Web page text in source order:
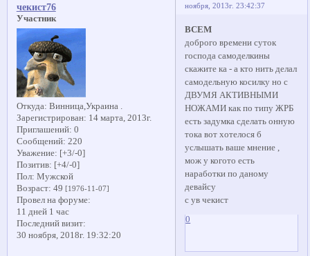
ноября, 2013г. 23:42:37
чекист76
Участник
Откуда: Винница,Украина .
Зарегистрирован: 14 марта, 2013г.
Приглашений: 0
Сообщений: 220
Уважение: [+3/-0]
Позитив: [+4/-0]
Пол: Мужской
Возраст: 49 [1976-11-07]
Провел на форуме:
11 дней 1 час
Последний визит:
30 ноября, 2018г. 19:32:20
ВСЕМ
доброго времени суток
господа самоделкины
скажите ка - а кто нить делал
самодельную косилку но с
ДВУМЯ АКТИВНЫМИ
НОЖАМИ как по типу ЖРБ
есть задумка сделать онную
тока вот хотелося б
услышать ваше мнение ,
мож у когото есть
наработки по даному
девайсу
с ув чекист
0